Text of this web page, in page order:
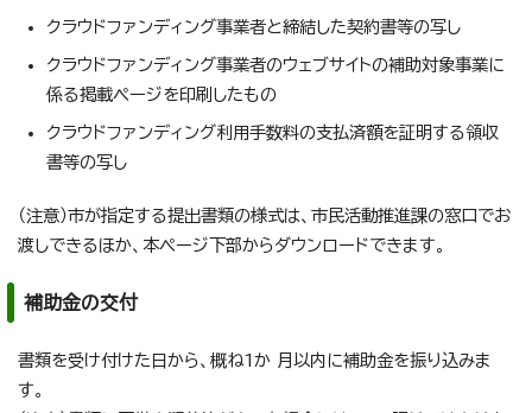
クラウドファンディング事業者と締結した契約書等の写し
クラウドファンディング事業者のウェブサイトの補助対象事業に
係る掲載ページを印刷したもの
クラウドファンディング利用手数料の支払済額を証明する領収
書等の写し
（注意）市が指定する提出書類の様式は、市民活動推進課の窓口でお
渡しできるほか、本ページ下部からダウンロードできます。
補助金の交付
書類を受け付けた日から、概ね1か 月以内に補助金を振り込みま
す。